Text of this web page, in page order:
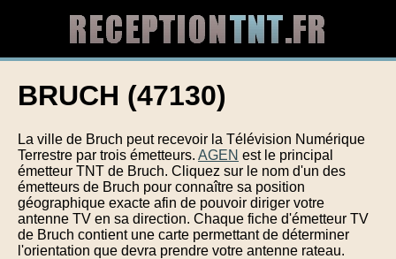
BRUCH (47130)
La ville de Bruch peut recevoir la Télévision Numérique
Terrestre par trois émetteurs. AGEN est le principal
émetteur TNT de Bruch. Cliquez sur le nom d'un des
émetteurs de Bruch pour connaître sa position
géographique exacte afin de pouvoir diriger votre
antenne TV en sa direction. Chaque fiche d'émetteur TV
de Bruch contient une carte permettant de déterminer
l'orientation que devra prendre votre antenne rateau.